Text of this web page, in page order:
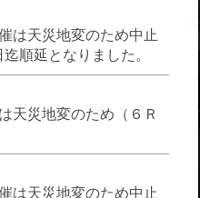
は天災地変のため中止
順延となりました。
天災地変のため（６Ｒ
は天災地変のため中止